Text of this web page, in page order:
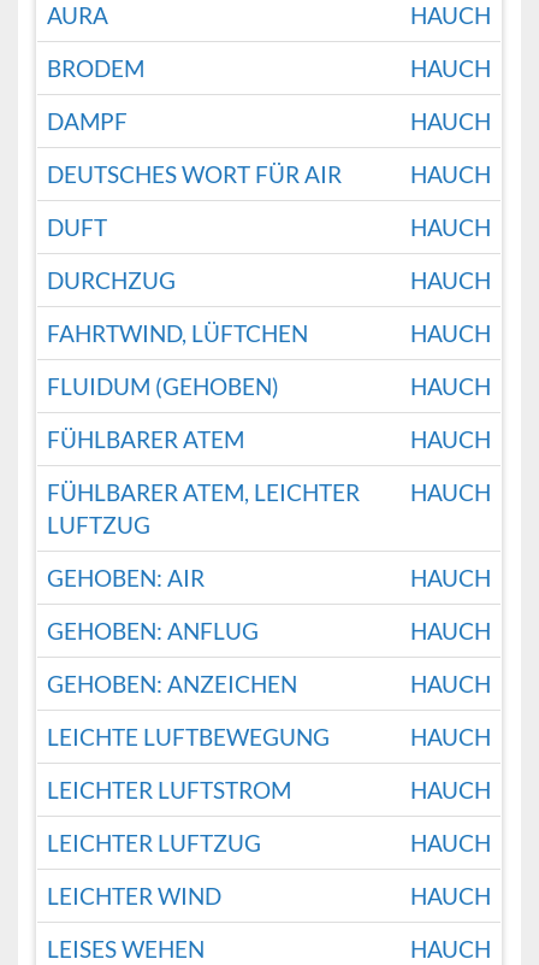
AURA
HAUCH
BRODEM
HAUCH
DAMPF
HAUCH
DEUTSCHES WORT FÜR AIR
HAUCH
DUFT
HAUCH
DURCHZUG
HAUCH
FAHRTWIND, LÜFTCHEN
HAUCH
FLUIDUM (GEHOBEN)
HAUCH
FÜHLBARER ATEM
HAUCH
FÜHLBARER ATEM, LEICHTER
LUFTZUG
HAUCH
GEHOBEN: AIR
HAUCH
GEHOBEN: ANFLUG
HAUCH
GEHOBEN: ANZEICHEN
HAUCH
LEICHTE LUFTBEWEGUNG
HAUCH
LEICHTER LUFTSTROM
HAUCH
LEICHTER LUFTZUG
HAUCH
LEICHTER WIND
HAUCH
LEISES WEHEN
HAUCH